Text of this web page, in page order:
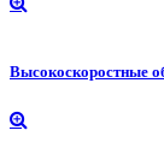
Высокоскоростные